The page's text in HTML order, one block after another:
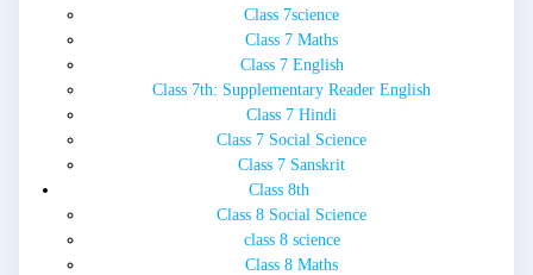
Class 7science
Class 7 Maths
Class 7 English
Class 7th: Supplementary Reader English
Class 7 Hindi
Class 7 Social Science
Class 7 Sanskrit
Class 8th
Class 8 Social Science
class 8 science
Class 8 Maths